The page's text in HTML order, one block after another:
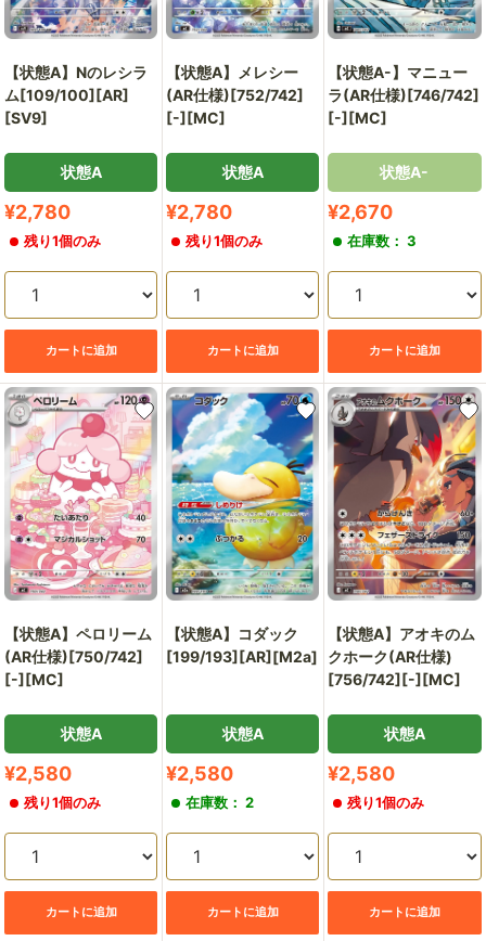
【状態A】Nのレシラ
ム[109/100][AR]
[SV9]
状態A
販
価
格
¥2,780
残り1個のみ
カートに追加
【状態A】メレシー
(AR仕様)[752/742]
[-][MC]
状態A
販
価
格
¥2,780
残り1個のみ
カートに追加
【状態A-】マニュー
ラ(AR仕様)[746/742]
[-][MC]
状態A-
販
価
格
¥2,670
在庫数： 3
カートに追加
【状態A】ペロリーム
(AR仕様)[750/742]
[-][MC]
状態A
販
価
格
¥2,580
残り1個のみ
カートに追加
【状態A】コダック
[199/193][AR][M2a]
状態A
販
価
格
¥2,580
在庫数： 2
カートに追加
【状態A】アオキのム
クホーク(AR仕様)
[756/742][-][MC]
状態A
販
価
格
¥2,580
残り1個のみ
カートに追加